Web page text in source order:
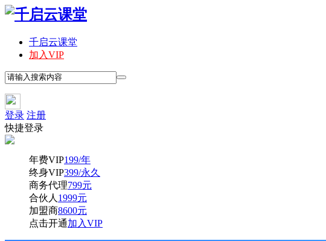
千启云课堂
加入VIP
登录 注册
快捷登录
年费VIP199/年
终身VIP399/永久
商务代理799元
合伙人 1999元
加盟商8600元
点击开通加入VIP